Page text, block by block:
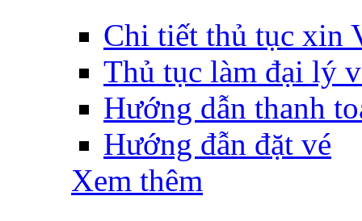
Chi tiết thủ tục xin
Thủ tục làm đại lý
Hướng dẫn thanh
Hướng đẫn đặt vé
Xem thêm